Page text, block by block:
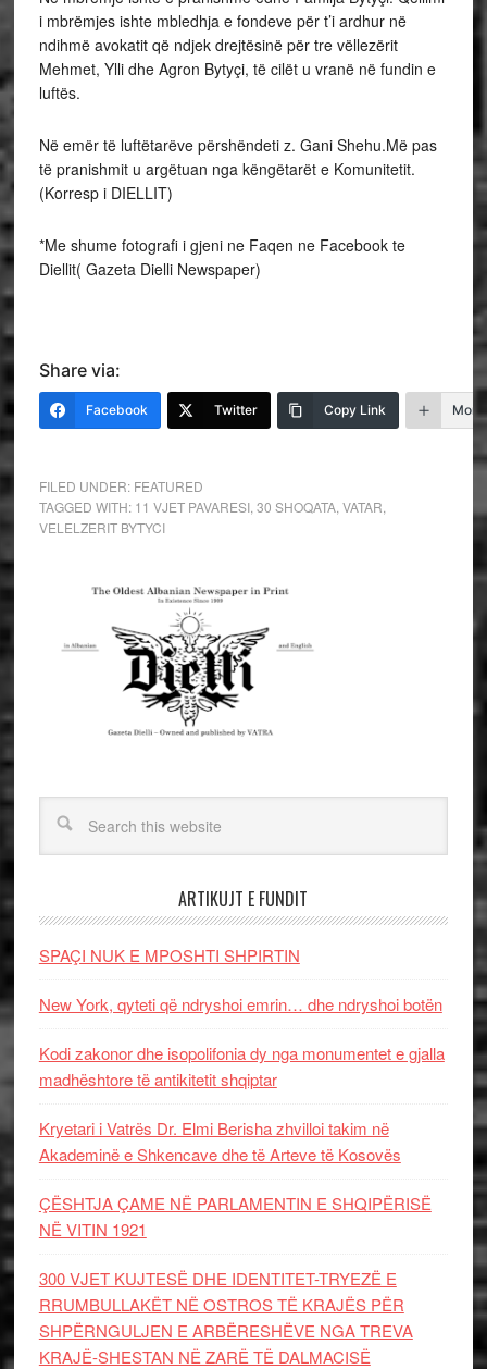
i mbrëmjes ishte mbledhja e fondeve për t’i ardhur në
ndihmë avokatit që ndjek drejtësinë për tre vëllezërit
Mehmet, Ylli dhe Agron Bytyçi, të cilët u vranë në fundin e
luftës.
Në emër të luftëtarëve përshëndeti z. Gani Shehu.Më pas
të pranishmit u argëtuan nga këngëtarët e Komunitetit.
(Korresp i DIELLIT)
*Me shume fotografi i gjeni ne Faqen ne Facebook te
Diellit( Gazeta Dielli Newspaper)
Share via:
Facebook Twitter Copy Link More
FILED UNDER: FEATURED
TAGGED WITH: 11 VJET PAVARESI, 30 SHOQATA, VATAR
VELELZERIT BYTYCI
ARTIKUJT E FUNDIT
SPAÇI NUK E MPOSHTI SHPIRTIN
New York, qyteti që ndryshoi emrin… dhe ndryshoi botën
Kodi zakonor dhe isopolifonia dy nga monumentet e gjalla
madhështore të antikitetit shqiptar
Kryetari i Vatrës Dr. Elmi Berisha zhvilloi takim në
Akademinë e Shkencave dhe të Arteve të Kosovës
ÇËSHTJA ÇAME NË PARLAMENTIN E SHQIPËRISË
NË VITIN 1921
300 VJET KUJTESË DHE IDENTITET-TRYEZË E
RRUMBULLAKËT NË OSTROS TË KRAJËS PËR
SHPËRNGULJEN E ARBËRESHËVE NGA TREVA
KRAJË-SHESTAN NË ZARË TË DALMACISË